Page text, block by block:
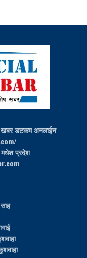
खबर डटकम अनलाईन
मधेश प्रदेश